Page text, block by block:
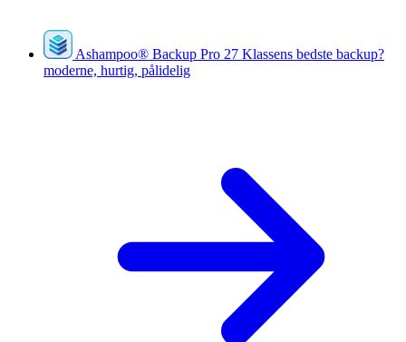
Ashampoo® Backup Pro 27 Klassens bedste backup?
moderne, hurtig, pålidelig